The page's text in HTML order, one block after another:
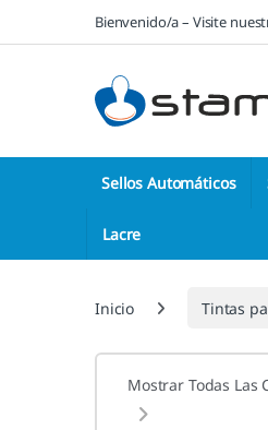
Saltar a la navegación
Saltar al contenidoBienvenido/a – Visite
Sellos Automáticos
Lacre
Inicio Tintas
Mostrar Todas Las